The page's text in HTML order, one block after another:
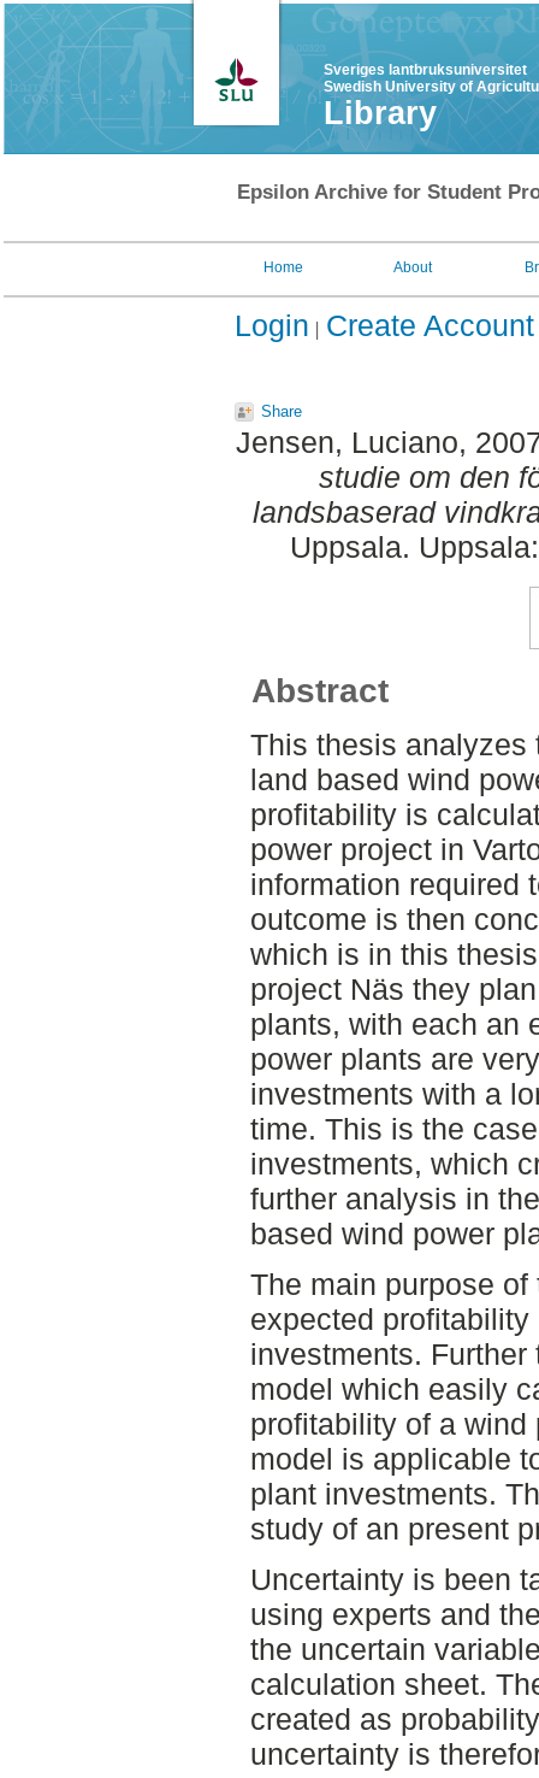
Sveriges lantbruksuniversitet
Swedish University of
Library
Epsilon Archive for Student
Home About
Login Create Account
Share
Jensen, Luciano,
studie om den
landsbaserad
Uppsala.
Abstract
This thesis analyzes
land based wind
profitability is
power project in
information required
outcome is then
which is in this
project Näs they
plants, with each an
power plants are
investments with a
time. This is the
investments, which
further analysis in
based wind power
The main purpose
expected
investments.
model which easily
profitability of a
model is applicable
plant investments.
study of an present
Uncertainty is been
using experts and
the uncertain
calculation sheet.
created as
uncertainty is